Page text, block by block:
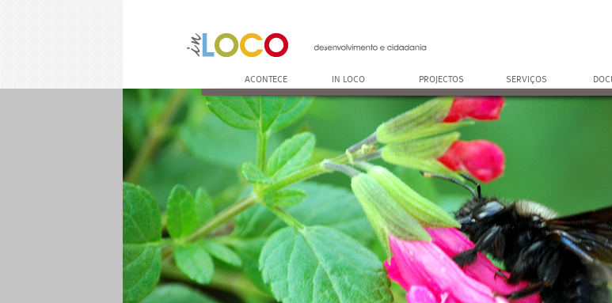
ACONTECE IN LOCO PROJECTOS SERVIÇOS